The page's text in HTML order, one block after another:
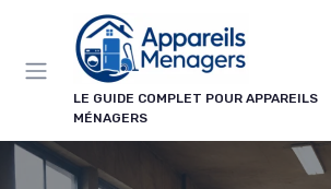
LE GUIDE COMPLET POUR APPAREILS
MÉNAGERS
Panneau de gestion des cookies